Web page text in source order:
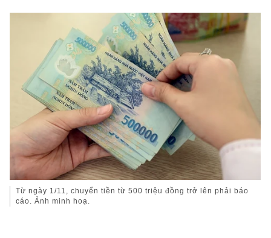
Từ ngày 1/11, chuyển tiền từ 500 triệu đồng trở lên phải báo
cáo. Ảnh minh hoạ.